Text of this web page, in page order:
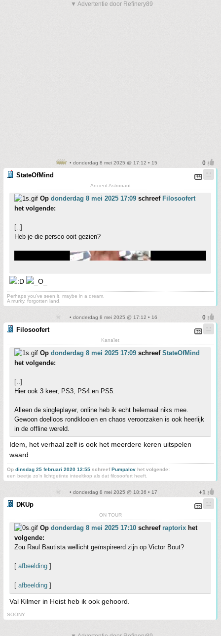
▼ Advertentie door Refinery89
• donderdag 8 mei 2025 @ 17:12 • 15
StateOfMind
Ancient Astronaut
Op donderdag 8 mei 2025 17:09 schreef Filosoofert
het volgende:
[..]
Heb je die persco ooit gezien?
Perhaps you've seen it, maybe in a dream.
A murky, forgotten land.
• donderdag 8 mei 2025 @ 17:12 • 16
Filosoofert
Kanaïet
Op donderdag 8 mei 2025 17:09 schreef StateOfMind
het volgende:
[..]
Hier ook 3 keer, PS3, PS4 en PS5.
Alleen de singleplayer, online heb ik echt helemaal niks mee.
Gewoon doelloos rondklooien en chaos veroorzaken is ook heerlijk
in de offline wereld.
Idem, het verhaal zelf is ook het meerdere keren uitspelen
waard
Op dinsdag 25 februari 2020 12:55 schreefPumpalov het volgende:
een beetje zo'n lichtgetinte inteeltkop als dat filosoofert heeft.
• donderdag 8 mei 2025 @ 18:36 • 17
DKUp
ON TOUR
Op donderdag 8 mei 2025 17:10 schreef raptorix het
volgende:
Zou Raul Bautista wellicht geïnspireerd zijn op Victor Bout?
[ afbeelding ]
[ afbeelding ]
Val Kilmer in Heist heb ik ook gehoord.
SOONY